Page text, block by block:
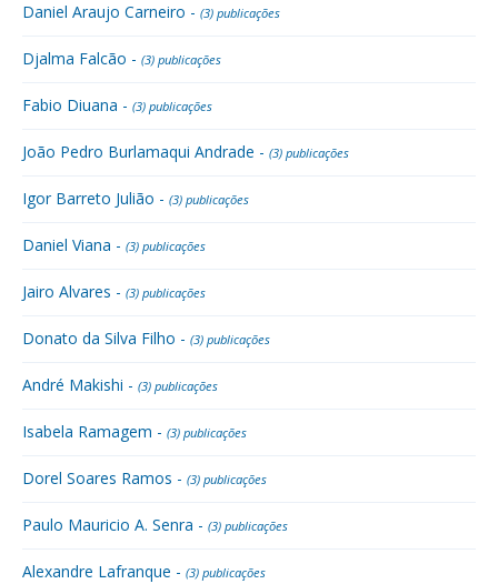
Daniel Araujo Carneiro - (3) publicações
Djalma Falcão - (3) publicações
Fabio Diuana - (3) publicações
João Pedro Burlamaqui Andrade - (3) publicações
Igor Barreto Julião - (3) publicações
Daniel Viana - (3) publicações
Jairo Alvares - (3) publicações
Donato da Silva Filho - (3) publicações
André Makishi - (3) publicações
Isabela Ramagem - (3) publicações
Dorel Soares Ramos - (3) publicações
Paulo Mauricio A. Senra - (3) publicações
Alexandre Lafranque - (3) publicações